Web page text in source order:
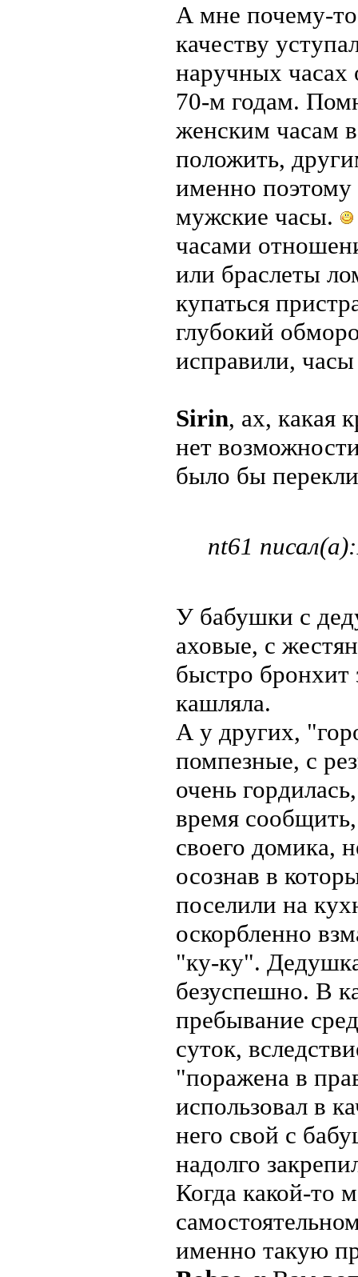
А мне почему-
качеству
наручных часах
70-м годам.
женским часам
положить,
именно поэтому
мужские часы.
часами
или браслеты
купаться
глубокий
исправили,
Sirin, ах, какая
нет
было бы
nt61 писал(а):
У бабушки с
аховые, с
быстро бронхит
кашляла.
А у других,
помпезные, с
очень
время
своего домика,
осознав в
поселили на
оскорбленно
"ку-ку".
безуспешно. В
пребывание
суток,
"поражена в
использовал в
него свой с
надолго
Когда какой-то
именно такую